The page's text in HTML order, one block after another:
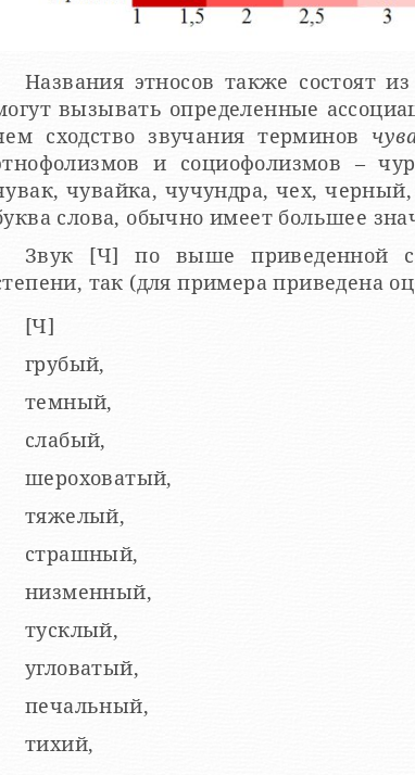
Названия этносов также состоят
вызывать определенные
сходство звучания терминов
и социофолизмов –
чувайка, чучундра, чех,
слова, обычно имеет большее
Звук [Ч] по выше приведенной
[Ч]
грубый,
темный,
слабый,
шероховатый,
тяжелый,
страшный,
низменный,
тусклый,
угловатый,
печальный,
тихий,